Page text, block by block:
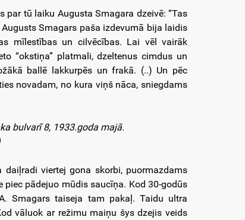
tū laiku Augusta Smagara dzeivē: “Tas
Smagars paša izdevumā bija laidis
mīlestības un cilvēcības. Lai vēl vairāk
“okstiņa” platmali, dzeltenus cimdus un
ballē lakkurpēs un frakā. (..) Un pēc
novadam, no kura viņš nāca, sniegdams
bulvarī 8, 1933.goda majā.
daiļradi viertej gona skorbi, puormazdams
pādejuo mūdis saucīņa. Kod 30-godūs
Smagars taiseja tam pakaļ. Taidu ultra
vāluok ar režimu maiņu šys dzejis veids